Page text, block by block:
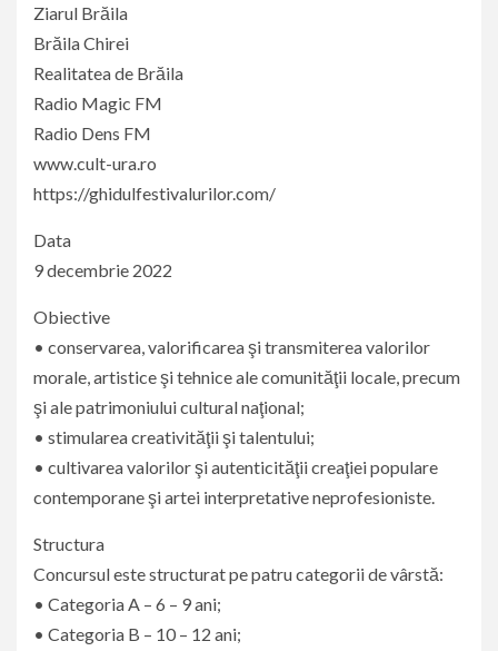
Ziarul Brăila
Brăila Chirei
Realitatea de Brăila
Radio Magic FM
Radio Dens FM
www.cult-ura.ro
https://ghidulfestivalurilor.com/
Data
9 decembrie 2022
Obiective
• conservarea, valorificarea şi transmiterea valorilor
morale, artistice şi tehnice ale comunităţii locale, precum
şi ale patrimoniului cultural naţional;
• stimularea creativităţii şi talentului;
• cultivarea valorilor şi autenticităţii creaţiei populare
contemporane şi artei interpretative neprofesioniste.
Structura
Concursul este structurat pe patru categorii de vârstă:
• Categoria A – 6 – 9 ani;
• Categoria B – 10 – 12 ani;